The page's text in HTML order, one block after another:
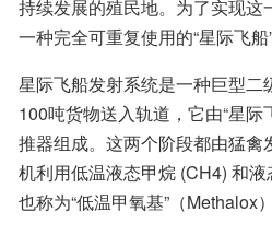
持续发展的殖民地。为了实现这
一种完全可重复使用的“星际飞船
星际飞船发射系统是一种巨型二
100吨货物送入轨道，它由“星际
推器组成。这两个阶段都由猛禽
机利用低温液态甲烷 (CH4) 和液
也称为“低温甲氧基”（Methalox）